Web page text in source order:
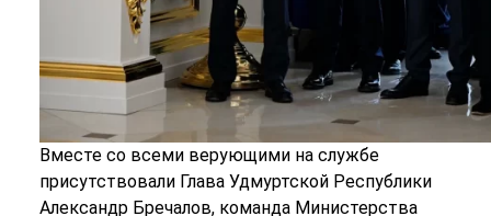
Вместе со всеми верующими на службе
присутствовали Глава Удмуртской Республики
Александр Бречалов, команда Министерства